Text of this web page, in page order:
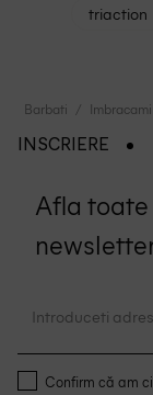
triaction
Barbati
INSCRIERE
Afla
Confirm că am